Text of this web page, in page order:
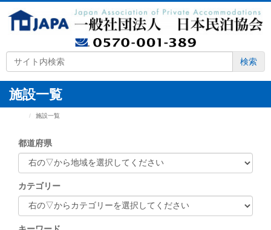
検索
施設一覧
施設一覧
都道府県
カテゴリー